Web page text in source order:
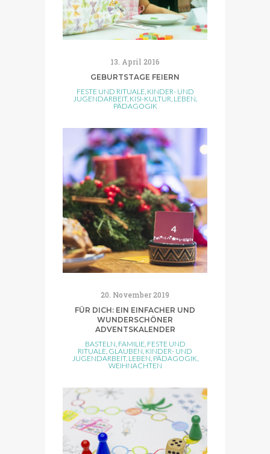
13. April 2016
GEBURTSTAGE FEIERN
FESTE UND RITUALE, KINDER- UND
JUGENDARBEIT, KISI-KULTUR LEBEN
PÄDAGOGIK
20. November 2019
FÜR DICH: EIN EINFACHER UND
WUNDERSCHÖNER
ADVENTSKALENDER
BASTELN FAMILIE, FESTE UND
RITUALE GLAUBEN KINDER- UND
JUGENDARBEIT, LEBEN PÄDAGOGIK
WEIHNACHTEN